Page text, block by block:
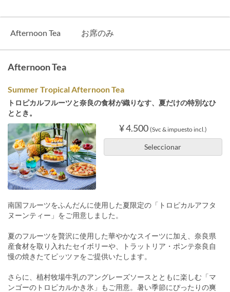
Afternoon Tea お席のみ
Afternoon Tea
Summer Tropical Afternoon Tea
トロピカルフルーツと奈良の食材が織りなす、夏だけの特別なひ
ととき。
¥ 4.500 (Svc & impuesto incl.)
Seleccionar
南国フルーツをふんだんに使用した夏限定の「トロピカルアフタ
ヌーンティー」をご用意しました。
夏のフルーツを贅沢に使用した華やかなスイーツに加え、奈良県
産食材を取り入れたセイボリーや、トラットリア・ポンテ奈良自
慢の焼きたてピッツァをご提供いたします。
さらに、植村牧場牛乳のアングレーズソースとともに楽しむ「マ
ンゴーのトロピカルかき氷」もご用意。暑い季節にぴったりの爽